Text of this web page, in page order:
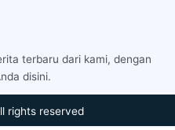
terbaru dari kami, dengan
disini.
rights reserved